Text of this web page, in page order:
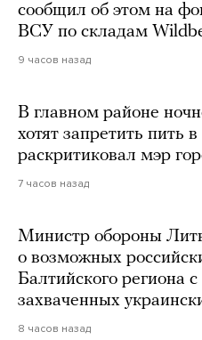
сообщил об этом на
ВСУ по складам
9 часов назад
В главном районе
хотят запретить пить
раскритиковал мэр
7 часов назад
Министр обороны
о возможных
Балтийского региона
захваченных
8 часов назад